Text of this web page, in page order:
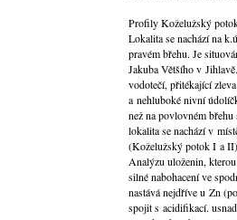
Profily Koželužský
Lokalita se nachází na
pravém břehu. Je
Jakuba Většího v
vodotečí, přitékající
a nehluboké nivní
než na povlovném
lokalita se nachází v
(Koželužský potok I a
Analýzu uloženin,
silné nabohacení ve
nastává nejdříve u Zn
spojit s acidifikací.